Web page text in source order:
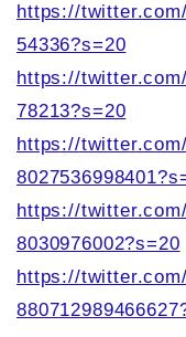
https://
54336?s=20
https://
78213?s=20
https://
https://
8030976002?s=20
https://